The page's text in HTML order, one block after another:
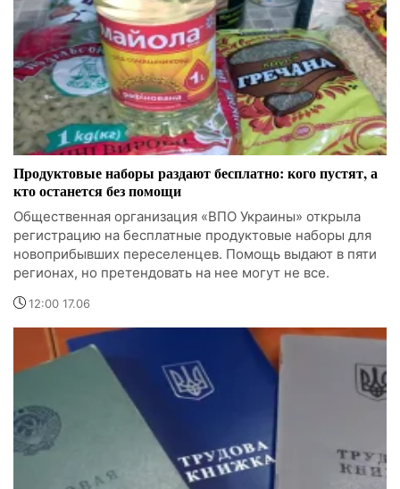
Продуктовые наборы раздают бесплатно: кого пустят, а
кто останется без помощи
Общественная организация «ВПО Украины» открыла
регистрацию на бесплатные продуктовые наборы для
новоприбывших переселенцев. Помощь выдают в пяти
регионах, но претендовать на нее могут не все.
12:00 17.06